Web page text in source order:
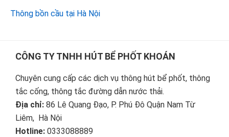
Thông bồn cầu tại Hà Nội
Footer
CÔNG TY TNHH HÚT BỂ PHỐT KHOÁN
Chuyên cung cấp các dịch vụ thông hút bể phốt, thông
tắc cống, thông tắc đường dẫn nước thải.
Địa chỉ: 86 Lê Quang Đạo, P. Phú Đô Quận Nam Từ
Liêm, Hà Nội
Hotline: 0333088889